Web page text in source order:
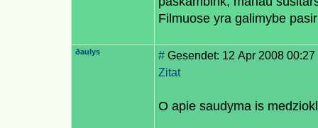
Filmuose yra galimybe
ðaulys # Gesendet: 12 Apr 2008 00:27
Zitat
O apie saudyma is